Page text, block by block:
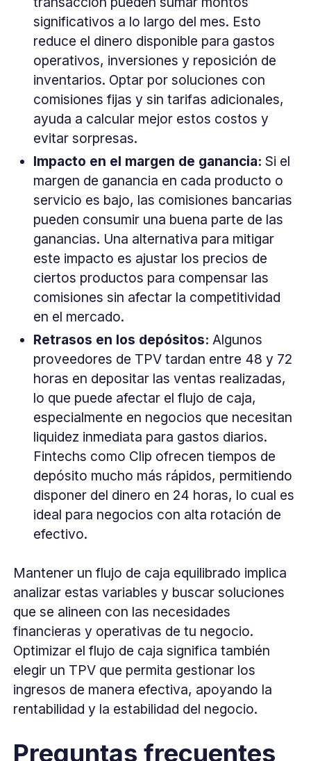
significativos a lo largo del mes. Esto
reduce el dinero disponible para gastos
operativos, inversiones y reposición de
inventarios. Optar por soluciones con
comisiones fijas y sin tarifas adicionales,
ayuda a calcular mejor estos costos y
evitar sorpresas.
Impacto en el margen de ganancia: Si el
margen de ganancia en cada producto o
servicio es bajo, las comisiones bancarias
pueden consumir una buena parte de las
ganancias. Una alternativa para mitigar
este impacto es ajustar los precios de
ciertos productos para compensar las
comisiones sin afectar la competitividad
en el mercado.
Retrasos en los depósitos: Algunos
proveedores de TPV tardan entre 48 y 72
horas en depositar las ventas realizadas,
lo que puede afectar el flujo de caja,
especialmente en negocios que necesitan
liquidez inmediata para gastos diarios.
Fintechs como Clip ofrecen tiempos de
depósito mucho más rápidos, permitiendo
disponer del dinero en 24 horas, lo cual es
ideal para negocios con alta rotación de
efectivo.
Mantener un flujo de caja equilibrado implica
analizar estas variables y buscar soluciones
que se alineen con las necesidades
financieras y operativas de tu negocio.
Optimizar el flujo de caja significa también
elegir un TPV que permita gestionar los
ingresos de manera efectiva, apoyando la
rentabilidad y la estabilidad del negocio.
Preguntas frecuentes